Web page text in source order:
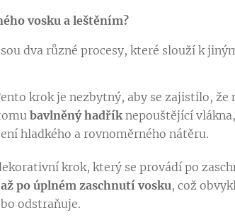
vosku a leštěním?
dva různé procesy, které slouží k
krok je nezbytný, aby se zajistilo, že
bavlněný hadříknepouštějící
hladkého a rovnoměrného nátěru.
krok, který se provádí po
až po úplném zaschnutí vosku, což
odstraňuje.